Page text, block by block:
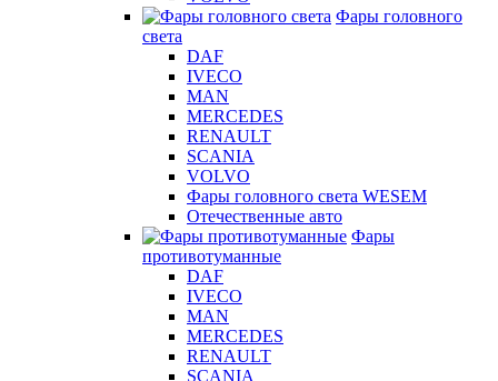
Фары головного
света
DAF
IVECO
MAN
MERCEDES
RENAULT
SCANIA
VOLVO
Фары головного света WESEM
Отечественные авто
Фары
противотуманные
DAF
IVECO
MAN
MERCEDES
RENAULT
SCANIA